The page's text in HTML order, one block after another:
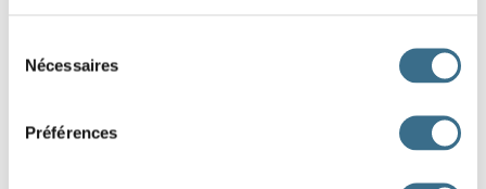
Nécessaires
Préférences